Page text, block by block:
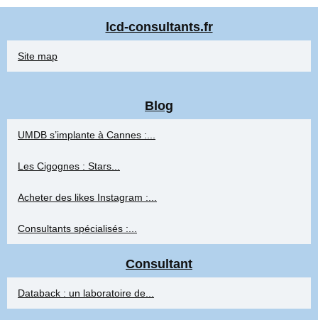
lcd-consultants.fr
Site map
Blog
UMDB s’implante à Cannes :...
Les Cigognes : Stars...
Acheter des likes Instagram :...
Consultants spécialisés :...
Consultant
Databack : un laboratoire de...